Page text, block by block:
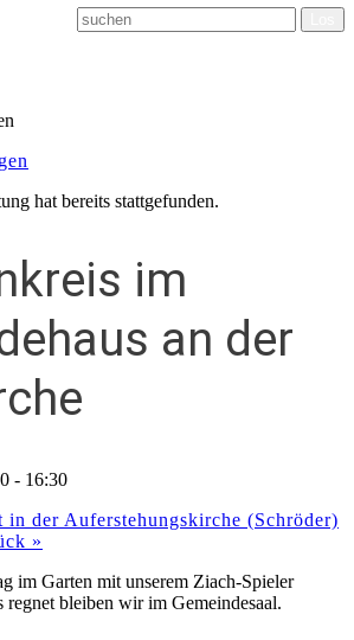
hat bereits stattgefunden.
im
an der
- 16:30
in der Auferstehungskirche (Schröder)
»
im Garten mit unserem Ziach-Spieler
regnet bleiben wir im Gemeindesaal.